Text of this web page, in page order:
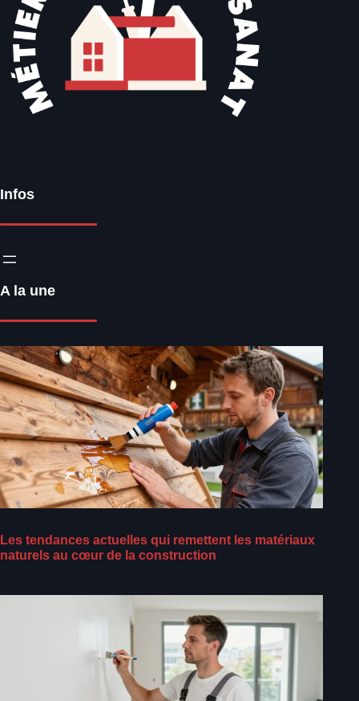
Infos
A la une
Les tendances actuelles qui remettent les matériaux
naturels au cœur de la construction